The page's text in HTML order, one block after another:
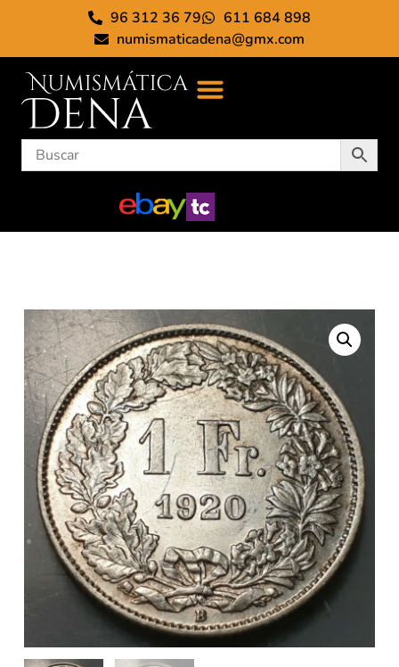
96 312 36 79
611 684 898
numismaticadena@gmx.com